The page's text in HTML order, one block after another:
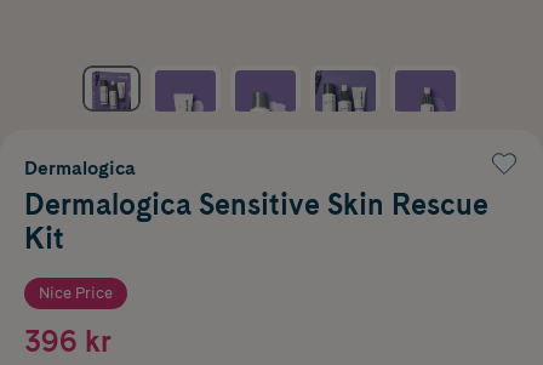
Dermalogica
Dermalogica Sensitive Skin Rescue
Kit
Nice Price
396 kr